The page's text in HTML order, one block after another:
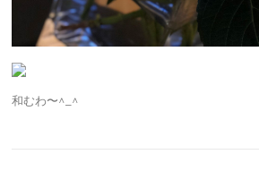
和むわ〜^_^